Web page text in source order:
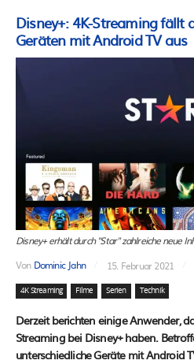
Disney+: 4K-Streaming fällt
Geräten mit Android TV aus
Disney+ erhält durch "Star" zahlreiche neue
Von Dominic Jahn 15. Februar 2021
4K Streaming Filme Serien Technik
Derzeit berichten einige Anwender,
Streaming bei Disney+ haben.
unterschiedliche Geräte mit Android